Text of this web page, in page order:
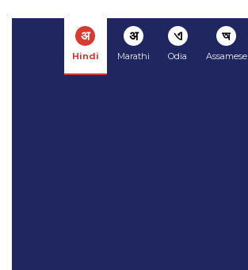
अ
Hindi
अ
Marathi
ଏ
Odia
অ
Assamese